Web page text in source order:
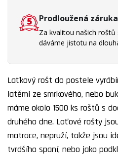
Prodloužená
Za kvalitou našich
dáváme jistotu na
Laťkový rošt do postele
latěmi ze smrkového, nebo
máme okolo 1500 ks roštů s
druhého dne. Laťové rošty
matrace, nepruží, takže jsou
tvrdšího spaní, nebo jako